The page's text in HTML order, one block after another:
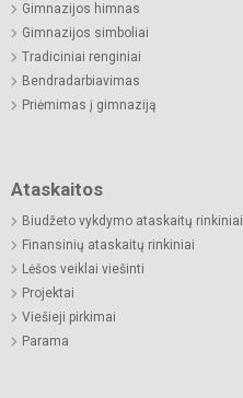
Gimnazijos himnas
Gimnazijos simboliai
Tradiciniai renginiai
Bendradarbiavimas
Priėmimas į gimnaziją
Ataskaitos
Biudžeto vykdymo ataskaitų rinkiniai
Finansinių ataskaitų rinkiniai
Lėšos veiklai viešinti
Projektai
Viešieji pirkimai
Parama